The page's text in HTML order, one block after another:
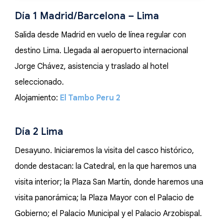
Día 1 Madrid/Barcelona – Lima
Salida desde Madrid en vuelo de línea regular con
destino Lima. Llegada al aeropuerto internacional
Jorge Chávez, asistencia y traslado al hotel
seleccionado.
Alojamiento: El Tambo Peru 2
Día 2 Lima
Desayuno. Iniciaremos la visita del casco histórico,
donde destacan: la Catedral, en la que haremos una
visita interior; la Plaza San Martín, donde haremos una
visita panorámica; la Plaza Mayor con el Palacio de
Gobierno; el Palacio Municipal y el Palacio Arzobispal.